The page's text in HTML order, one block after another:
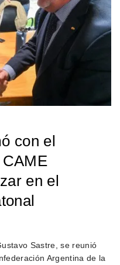
con el
en el
Sastre, se reunió
Argentina de la